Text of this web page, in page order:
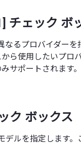
チェック ボ
なるプロバイダー
ら使用したいプロ
サポートされます。
ク ボックス
デルを指定します